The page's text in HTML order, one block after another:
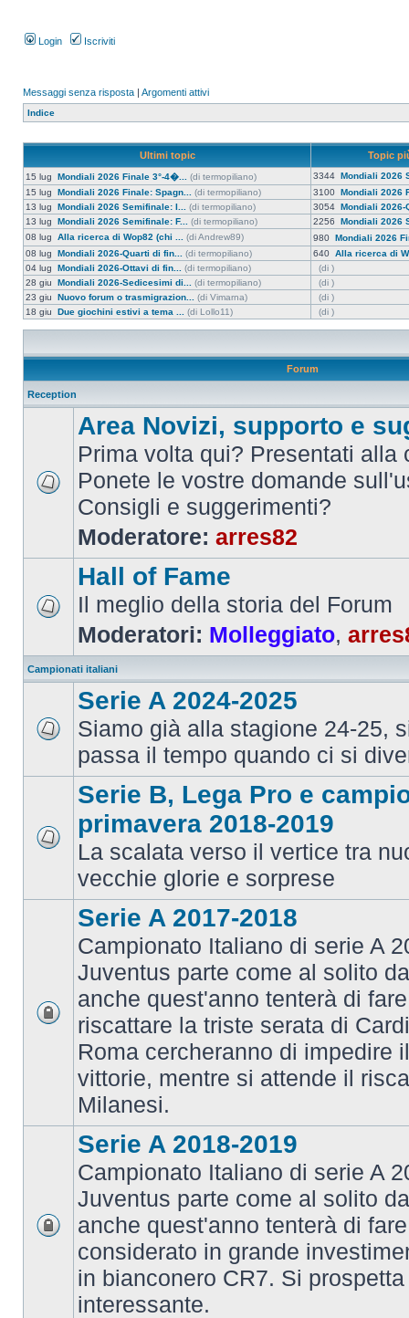
Login Iscriviti
Messaggi senza risposta | Argomenti attivi
Indice
Ultimi topic Topic
15 lug Mondiali 2026 Finale 3°-4�... (di termopiliano) 3344 Mondiali 2026
15 lug Mondiali 2026 Finale: Spagn... (di termopiliano) 3100 Mondiali 2026
13 lug Mondiali 2026 Semifinale: I... (di termopiliano) 3054 Mondiali 2026-
13 lug Mondiali 2026 Semifinale: F... (di termopiliano) 2256 Mondiali 2026
08 lug Alla ricerca di Wop82 (chi ... (di Andrew89) 980 Mondiali 2026
08 lug Mondiali 2026-Quarti di fin... (di termopiliano) 640 Alla ricerca di
04 lug Mondiali 2026-Ottavi di fin... (di termopiliano)
(di )
28 giu Mondiali 2026-Sedicesimi di... (di termopiliano)
(di )
23 giu Nuovo forum o trasmigrazion... (di Vimarna)
(di )
18 giu Due giochini estivi a tema ... (di Lollo11) (di )
Forum
Reception
Area Novizi, supporto e
Prima volta qui? Presentati alla
Ponete le vostre domande
Consigli e suggerimenti?
Moderatore: arres82
Hall of Fame
Il meglio della storia del Forum
Moderatori: Molleggiato,
Campionati italiani
Serie A 2024-2025
Siamo già alla stagione 24-25,
passa il tempo quando ci si
Serie B, Lega Pro e
primavera 2018-2019
La scalata verso il vertice tra
vecchie glorie e sorprese
Serie A 2017-2018
Campionato Italiano di serie A
Juventus parte come al solito
anche quest'anno tenterà di
riscattare la triste serata di
Roma cercheranno di impedire
vittorie, mentre si attende il
Milanesi.
Serie A 2018-2019
Campionato Italiano di serie A
Juventus parte come al solito
anche quest'anno tenterà di
considerato in grande
in bianconero CR7. Si
interessante.